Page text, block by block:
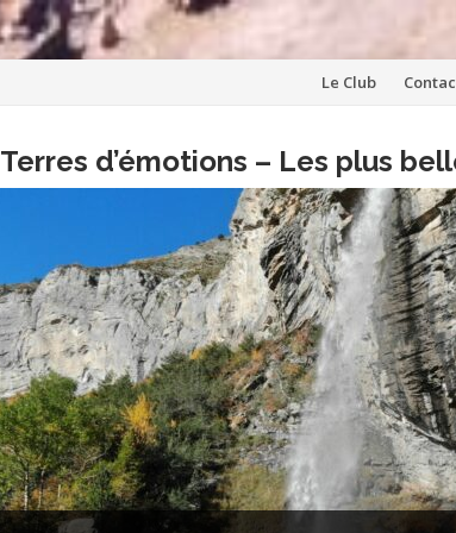
Aller
contenu
Le Club
Terres d’émotions – Les plus